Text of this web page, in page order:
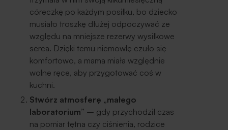
córeczkę po każdym posiłku, bo dziecko
musiało troszkę dłużej odpoczywać ze
względu na mniejsze rezerwy wysiłkowe
serca. Dzięki temu niemowlę czuło się
komfortowo, a mama miała względnie
wolne ręce, aby przygotować coś w
kuchni.
Stwórz atmosferę „małego
laboratorium” – gdy przychodził czas
na pomiar tętna czy ciśnienia, rodzice